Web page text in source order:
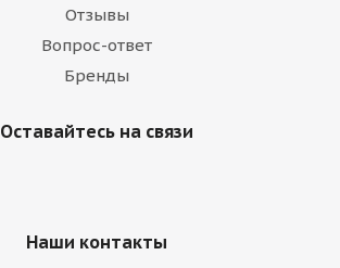
Отзывы
Вопрос-ответ
Бренды
Оставайтесь на связи
Наши контакты